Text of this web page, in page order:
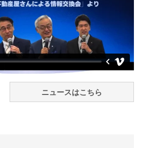
ニュースはこちら